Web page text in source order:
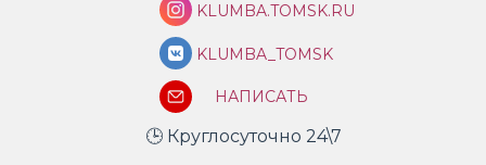
KLUMBA.TOMSK.RU
KLUMBA_TOMSK
НАПИСАТЬ
🕒 Круглосуточно 24\7